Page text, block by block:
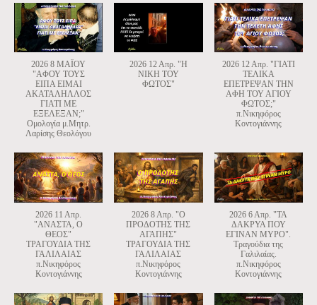
2026 8 ΜΑΪΟΥ
"ΑΦΟΥ ΤΟΥΣ
ΕΙΠΑ ΕΙΜΑΙ
ΑΚΑΤΑΛΗΛΛΟΣ
ΓΙΑΤΙ ΜΕ
ΕΞΕΛΕΞΑΝ;"
Ομολογία μ.Μητρ.
Λαρίσης Θεολόγου
2026 12 Απρ. "Η
ΝΙΚΗ ΤΟΥ
ΦΩΤΟΣ"
2026 12 Απρ. "ΓΙΑΤΙ
ΤΕΛΙΚΑ
ΕΠΕΤΡΕΨΑΝ ΤΗΝ
ΑΦΗ ΤΟΥ ΑΓΙΟΥ
ΦΩΤΟΣ;"
π.Νικηφόρος
Κοντογιάννης
2026 11 Απρ.
"ΑΝΑΣΤΑ, Ο
ΘΕΟΣ"
ΤΡΑΓΟΥΔΙΑ ΤΗΣ
ΓΑΛΙΛΑΙΑΣ
π.Νικηφόρος
Κοντογιάννης
2026 8 Απρ. "Ο
ΠΡΟΔΟΤΗΣ ΤΗΣ
ΑΓΑΠΗΣ"
ΤΡΑΓΟΥΔΙΑ ΤΗΣ
ΓΑΛΙΛΑΙΑΣ
π.Νικηφόρος
Κοντογιάννης
2026 6 Απρ. "ΤΑ
ΔΑΚΡΥΑ ΠΟΥ
ΕΓΙΝΑΝ ΜΥΡΟ".
Τραγούδια της
Γαλιλαίας.
π.Νικηφόρος
Κοντογιάννης